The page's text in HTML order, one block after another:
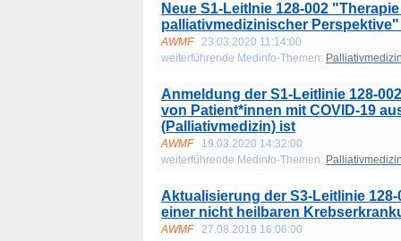
Neue S1-Leitlnie 128-002
palliativmedizinischer
AWMF
23.03.2020 11:14:00
weiterführende Medinfo-Themen:
Anmeldung der S1-Leitlinie 128-
von Patient*innen mit COVID-19
(Palliativmedizin) ist
AWMF
19.03.2020 14:32:00
weiterführende Medinfo-Themen:
Aktualisierung der S3-Leitlinie
einer nicht heilbaren
AWMF
27.08.2019 16:06:00